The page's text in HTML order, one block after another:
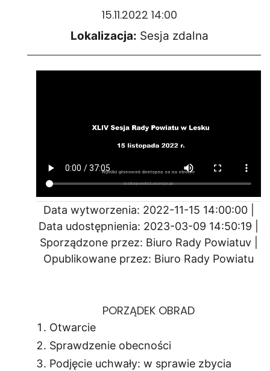
15.11.2022 14:00
Lokalizacja: Sesja zdalna
Data wytworzenia: 2022-11-15 14:00:00 |
Data udostępnienia: 2023-03-09 14:50:19 |
Sporządzone przez: Biuro Rady Powiatuv |
Opublikowane przez: Biuro Rady Powiatu
PORZĄDEK OBRAD
Otwarcie
Sprawdzenie obecności
Podjęcie uchwały: w sprawie zbycia